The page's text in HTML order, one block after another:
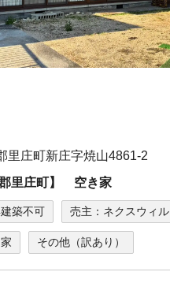
里庄町新庄字焼山4861-2
郡里庄町】 空き家
築不可 売主：ネクスウィル
その他（訳あり）